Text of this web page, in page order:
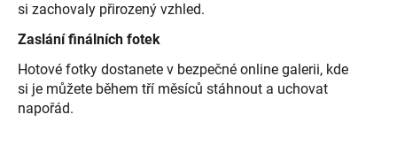
si zachovaly přirozený vzhled.
Zaslání finálních fotek
Hotové fotky dostanete v bezpečné online galerii, kde
si je můžete během tří měsíců stáhnout a uchovat
napořád.